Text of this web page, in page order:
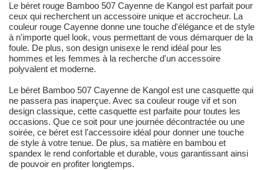
Le béret rouge Bamboo 507 Cayenne de Kangol est parfait pour
ceux qui recherchent un accessoire unique et accrocheur. La
couleur rouge Cayenne donne une touche d'élégance et de style
à n'importe quel look, vous permettant de vous démarquer de la
foule. De plus, son design unisexe le rend idéal pour les
hommes et les femmes à la recherche d'un accessoire
polyvalent et moderne.
Le béret Bamboo 507 Cayenne de Kangol est une casquette qui
ne passera pas inaperçue. Avec sa couleur rouge vif et son
design classique, cette casquette est parfaite pour toutes les
occasions. Que ce soit pour une journée décontractée ou une
soirée, ce béret est l'accessoire idéal pour donner une touche
de style à votre tenue. De plus, sa matière en bambou et
spandex le rend confortable et durable, vous garantissant ainsi
de pouvoir en profiter longtemps.